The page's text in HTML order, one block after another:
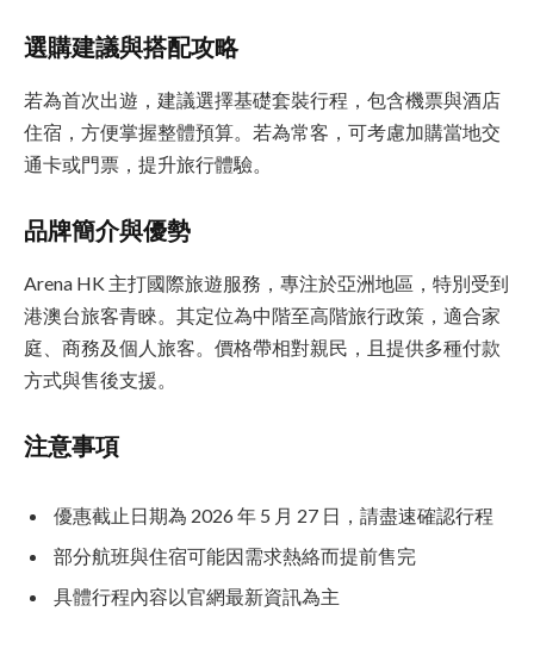
選購建議與搭配攻略
若為首次出遊，建議選擇基礎套裝行程，包含機票與酒店
住宿，方便掌握整體預算。若為常客，可考慮加購當地交
通卡或門票，提升旅行體驗。
品牌簡介與優勢
Arena HK 主打國際旅遊服務，專注於亞洲地區，特別受到
港澳台旅客青睞。其定位為中階至高階旅行政策，適合家
庭、商務及個人旅客。價格帶相對親民，且提供多種付款
方式與售後支援。
注意事項
優惠截止日期為 2026 年 5 月 27 日，請盡速確認行程
部分航班與住宿可能因需求熱絡而提前售完
具體行程內容以官網最新資訊為主